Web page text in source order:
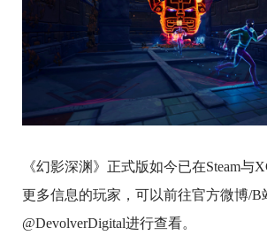
《幻影深渊》正式版如今已在Steam与
更多信息的玩家，可以前往官方微博/B
@DevolverDigital进行查看。